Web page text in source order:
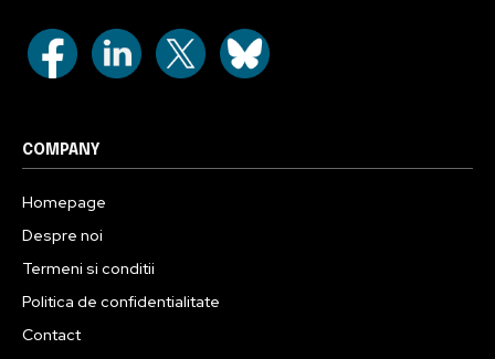
COMPANY
Homepage
Despre noi
Termeni si conditii
Politica de confidentialitate
Contact